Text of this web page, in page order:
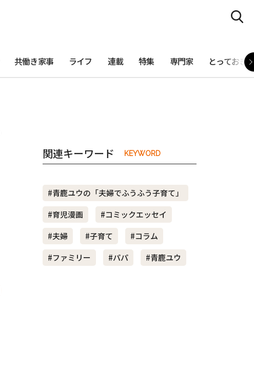
#共働き夫婦 #産休 #育休
共働き家事 ライフ 連載 特集 専門家 とっておき
関連キーワード KEYWORD
#青鹿ユウの「夫婦でふうふう子育て」
#育児漫画
#コミックエッセイ
#夫婦
#子育て
#コラム
#ファミリー
#パパ #青鹿ユウ